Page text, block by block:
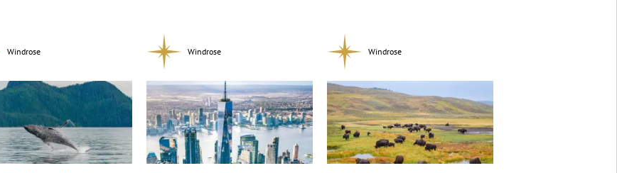
Windrose Windrose Windrose